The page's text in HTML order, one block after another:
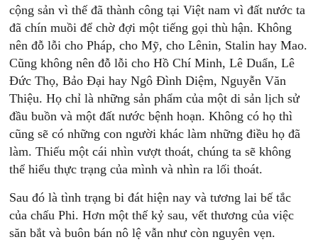
cộng sản vì thế đã thành công tại Việt nam vì đất nước ta
đã chín muồi để chờ đợi một tiếng gọi thù hận. Không
nên đỗ lỗi cho Pháp, cho Mỹ, cho Lênin, Stalin hay Mao.
Cũng không nên đỗ lỗi cho Hồ Chí Minh, Lê Duẩn, Lê
Đức Thọ, Bảo Đại hay Ngô Đình Diệm, Nguyễn Văn
Thiệu. Họ chỉ là những sản phẩm của một di sản lịch sử
đầu buồn và một đất nước bệnh hoạn. Không có họ thì
cũng sẽ có những con người khác làm những điều họ đã
làm. Thiếu một cái nhìn vượt thoát, chúng ta sẽ không
thể hiểu thực trạng của mình và nhìn ra lối thoát.
Sau đó là tình trạng bi đát hiện nay và tương lai bế tắc
của chấu Phi. Hơn một thế kỷ sau, vết thương của việc
săn bắt và buôn bán nô lệ vẫn như còn nguyên vẹn.